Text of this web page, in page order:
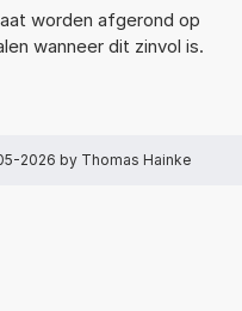
worden afgerond op
wanneer dit zinvol is.
2026 by Thomas Hainke